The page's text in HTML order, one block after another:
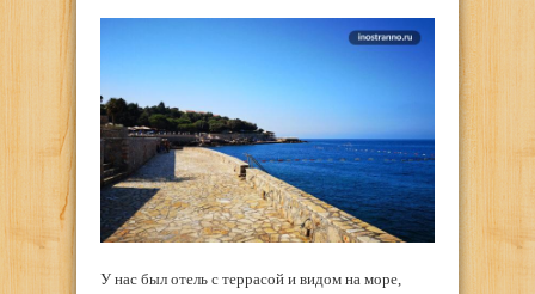
У нас был отель с террасой и видом на море,